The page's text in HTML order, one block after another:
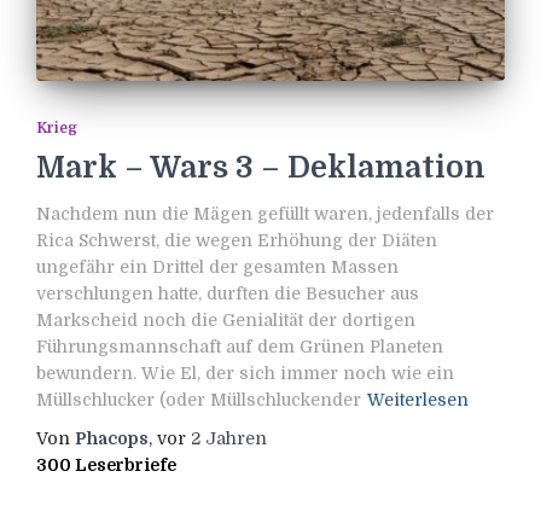
Krieg
Mark – Wars 3 – Deklamation
Nachdem nun die Mägen gefüllt waren, jedenfalls der
Rica Schwerst, die wegen Erhöhung der Diäten
ungefähr ein Drittel der gesamten Massen
verschlungen hatte, durften die Besucher aus
Markscheid noch die Genialität der dortigen
Führungsmannschaft auf dem Grünen Planeten
bewundern. Wie El, der sich immer noch wie ein
Müllschlucker (oder Müllschluckender Weiterlesen
Von Phacops, vor 2 Jahren
300 Leserbriefe